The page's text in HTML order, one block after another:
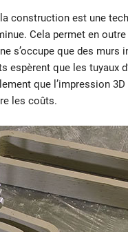
construction est une
Cela permet en
s’occupe que des murs
espèrent que les tuyaux
que l’impression
les coûts.